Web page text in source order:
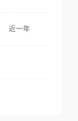
近一年